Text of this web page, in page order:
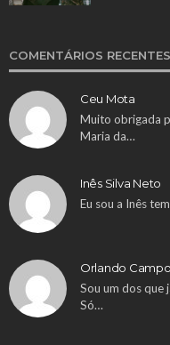
COMENTÁRIOS RECENTES
Ceu Mota
Muito obrigada
Maria da…
Inês Silva Neto
Eu sou a Inês
Orlando
Sou um dos que
Só…